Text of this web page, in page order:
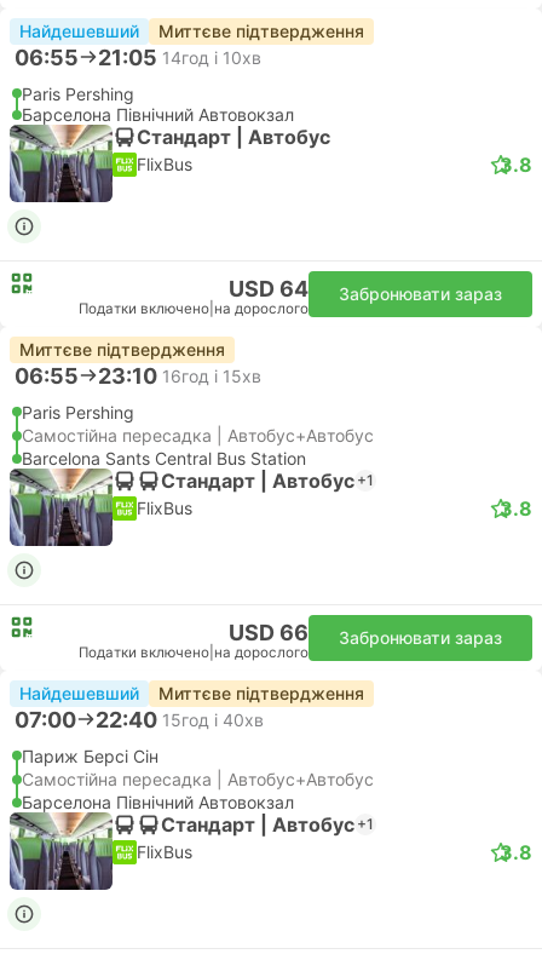
Найдешевший Миттєве підтвердження
06:55 21:05 14год і 10хв
Paris Pershing
Барселона Північний Автовокзал
Стандарт | Автобус
FlixBus 3.8
USD 64
Податки включено на дорослого
Забронювати зараз
Миттєве підтвердження
06:55 23:10 16год і 15хв
Paris Pershing
Самостійна пересадка | Автобус+Автобус
Barcelona Sants Central Bus Station
Стандарт | Автобус +1
FlixBus 3.8
USD 66
Податки включено на дорослого
Забронювати зараз
Найдешевший Миттєве підтвердження
07:00 22:40 15год і 40хв
Париж Берсі Сін
Самостійна пересадка | Автобус+Автобус
Барселона Північний Автовокзал
Стандарт | Автобус +1
FlixBus 3.8